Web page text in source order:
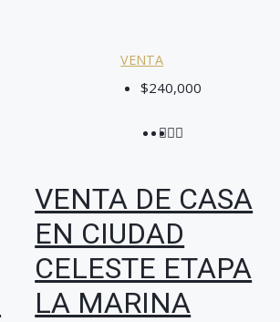
VENTA
$240,000
VENTA DE CASA
EN CIUDAD
CELESTE ETAPA
LA MARINA